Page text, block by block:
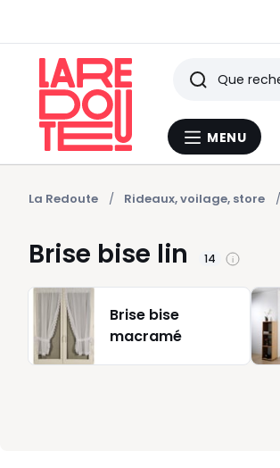
Menu
MENU
Rechercher
vus
La Redoute Rideaux, voilage, store
Brise bise lin 14
Brise bise
macramé